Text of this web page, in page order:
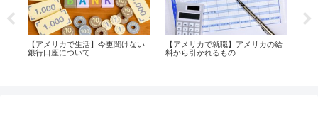
【アメリカで生活】今更聞けない
銀行口座について
【アメリカで就職】アメリカの給
料から引かれるもの